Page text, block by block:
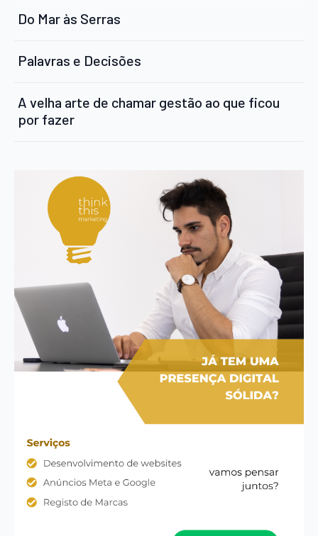
Do Mar às Serras
Palavras e Decisões
A velha arte de chamar gestão ao que ficou
por fazer